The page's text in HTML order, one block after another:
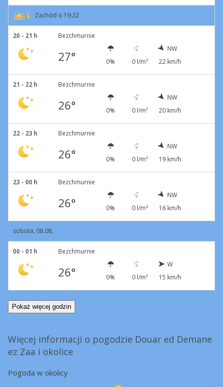
Zachód o 19:22
20 - 21 h Bezchmurnie
27° 0% 0 l/m²
NW
22 km/h
21 - 22 h Bezchmurnie
26° 0% 0 l/m²
NW
20 km/h
22 - 23 h Bezchmurnie
26° 0% 0 l/m²
NW
19 km/h
23 - 00 h Bezchmurnie
26° 0% 0 l/m²
NW
16 km/h
sobota, 08.08.
00 - 01 h Bezchmurnie
26° 0% 0 l/m²
W
15 km/h
Pokaż więcej godzin
Więcej informacji o pogodzie Douar ed Demane
ez Zaa i okolice
Pogoda w okolicy